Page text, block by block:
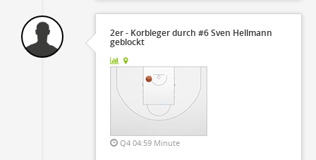
2er - Korbleger durch #6 Sven Hellmann
geblockt
Q4 04:59 Minute